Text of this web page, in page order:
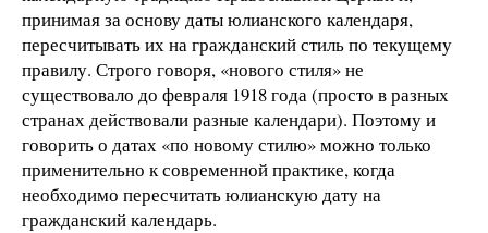
принимая за основу даты юлианского календаря,
пересчитывать их на гражданский стиль по текущему
правилу. Строго говоря, «нового стиля» не
существовало до февраля 1918 года (просто в разных
странах действовали разные календари). Поэтому и
говорить о датах «по новому стилю» можно только
применительно к современной практике, когда
необходимо пересчитать юлианскую дату на
гражданский календарь.